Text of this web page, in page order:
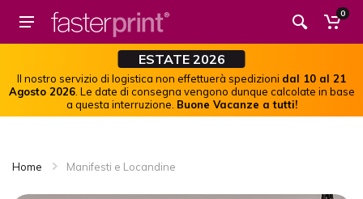
0
ESTATE 2026
Il nostro servizio di logistica non effettuerà spedizioni dal 10 al 21
Agosto 2026. Le date di consegna vengono dunque calcolate in base
a questa interruzione. Buone Vacanze a tutti!
Home Manifesti e Locandine